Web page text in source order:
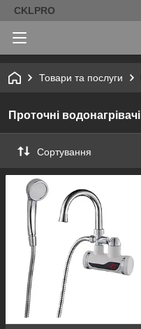
CKLPRO
Товари та послуги
Проточні водонагрівачі
Сортування